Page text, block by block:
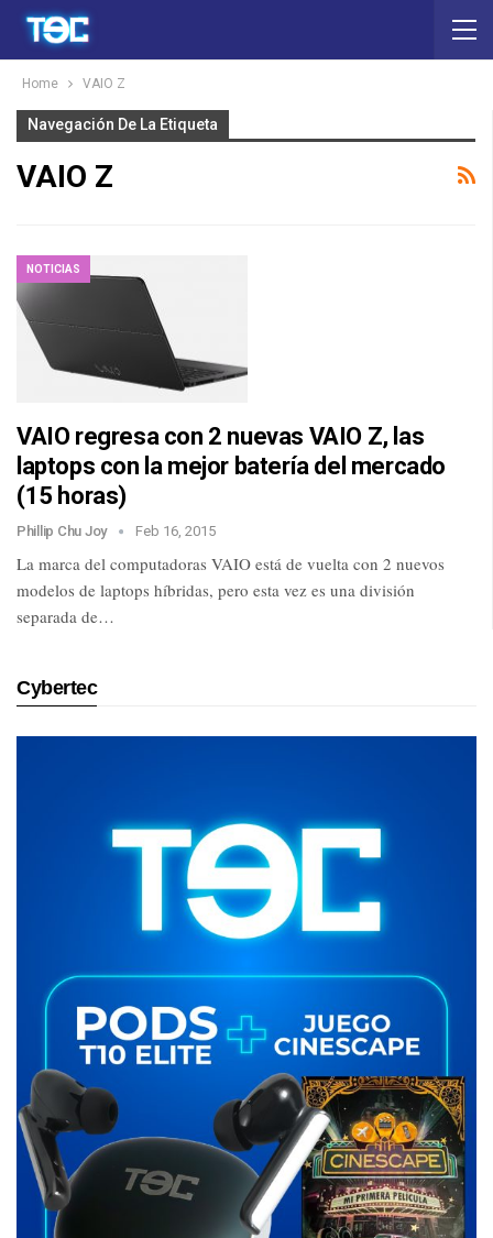
Home VAIO Z
Navegación De La Etiqueta
VAIO Z
NOTICIAS
VAIO regresa con 2 nuevas VAIO Z, las
laptops con la mejor batería del mercado
(15 horas)
Phillip Chu Joy Feb 16, 2015
La marca del computadoras VAIO está de vuelta con 2 nuevos
modelos de laptops híbridas, pero esta vez es una división
separada de…
Cybertec